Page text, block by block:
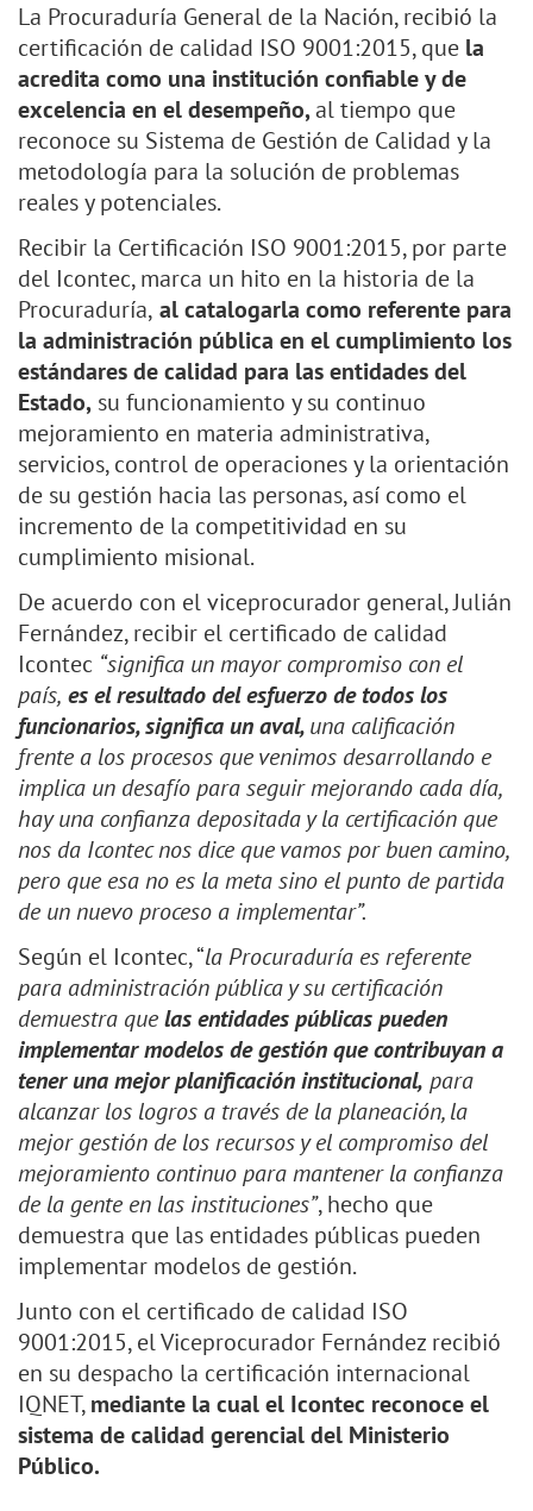
La Procuraduría General de la Nación, recibió la
certificación de calidad ISO 9001:2015, que la
acredita como una institución confiable y de
excelencia en el desempeño,al tiempo que
reconoce su Sistema de Gestión de Calidad y la
metodología para la solución de problemas
reales y potenciales.
Recibir la Certificación ISO 9001:2015, por parte
del Icontec, marca un hito en la historia de la
Procuraduría, al catalogarla como referente para
la administración pública en el cumplimiento los
estándares de calidad para las entidades del
Estado, su funcionamiento y su continuo
mejoramiento en materia administrativa,
servicios, control de operaciones y la orientación
de su gestión hacia las personas, así como el
incremento de la competitividad en su
cumplimiento misional.
De acuerdo con el viceprocurador general, Julián
Fernández, recibir el certificado de calidad
Icontec “significa un mayor compromiso con el
país, es el resultado del esfuerzo de todos los
funcionarios, significa un aval,una calificación
frente a los procesos que venimos desarrollando e
implica un desafío para seguir mejorando cada día,
hay una confianza depositada y la certificación que
nos da Icontec nos dice que vamos por buen camino,
pero que esa no es la meta sino el punto de partida
de un nuevo proceso a implementar”.
Según el Icontec, “la Procuraduría es referente
para administración pública y su certificación
demuestra quelas entidades públicas pueden
implementar modelos de gestión que contribuyan a
tener una mejor planificación institucional, para
alcanzar los logros a través de la planeación, la
mejor gestión de los recursos y el compromiso del
mejoramiento continuo para mantener la confianza
de la gente en las instituciones”, hecho que
demuestra que las entidades públicas pueden
implementar modelos de gestión.
Junto con el certificado de calidad ISO
9001:2015, el Viceprocurador Fernández recibió
en su despacho la certificación internacional
IQNET,mediante la cual el Icontec reconoce el
sistema de calidad gerencial del Ministerio
Público.